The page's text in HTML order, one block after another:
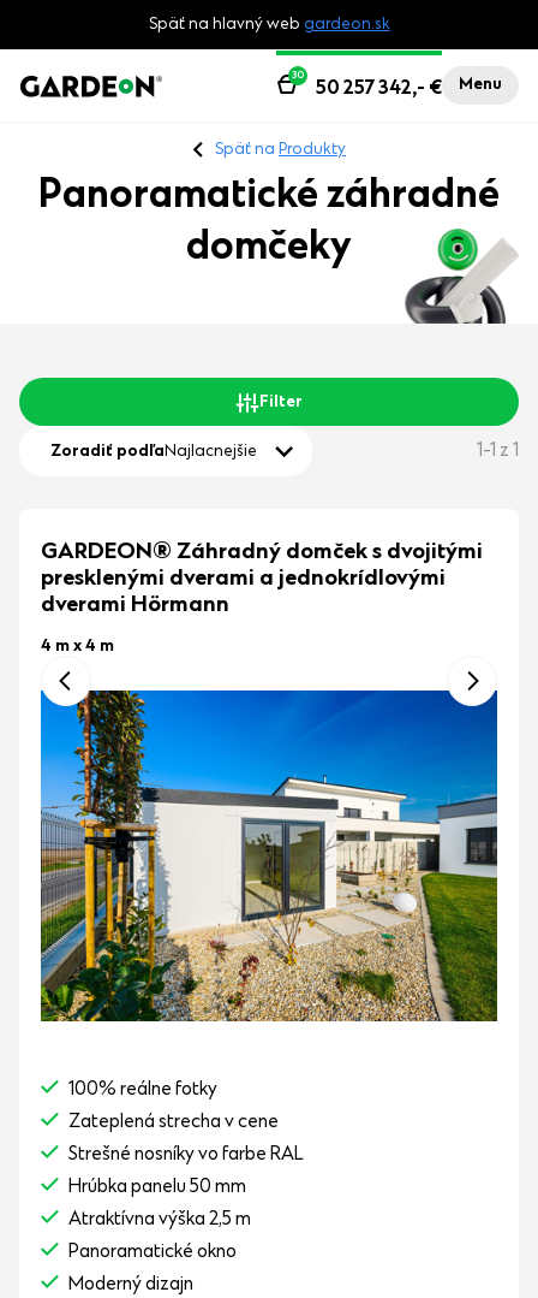
Späť na hlavný web gardeon.sk
Menu
50 257 342,- €
30
Späť na Produkty
Panoramatické záhradné
domčeky
Filter
Zoradiť podľaNajlacnejšie 1-1 z 1
GARDEON® Záhradný domček s dvojitými
presklenými dverami a jednokrídlovými
dverami Hörmann
4 m x 4 m
100% reálne fotky
Zateplená strecha v cene
Strešné nosníky vo farbe RAL
Hrúbka panelu 50 mm
Atraktívna výška 2,5 m
Panoramatické okno
Moderný dizajn